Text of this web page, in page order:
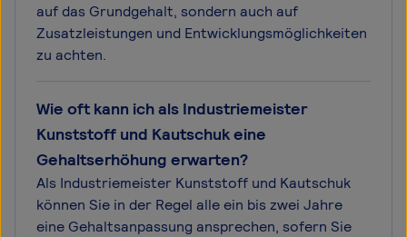
auf das Grundgehalt, sondern auch auf
Zusatzleistungen und Entwicklungsmöglichkeiten
zu achten.
Wie oft kann ich als Industriemeister
Kunststoff und Kautschuk eine
Gehaltserhöhung erwarten?
Als Industriemeister Kunststoff und Kautschuk
können Sie in der Regel alle ein bis zwei Jahre
eine Gehaltsanpassung ansprechen, sofern Sie